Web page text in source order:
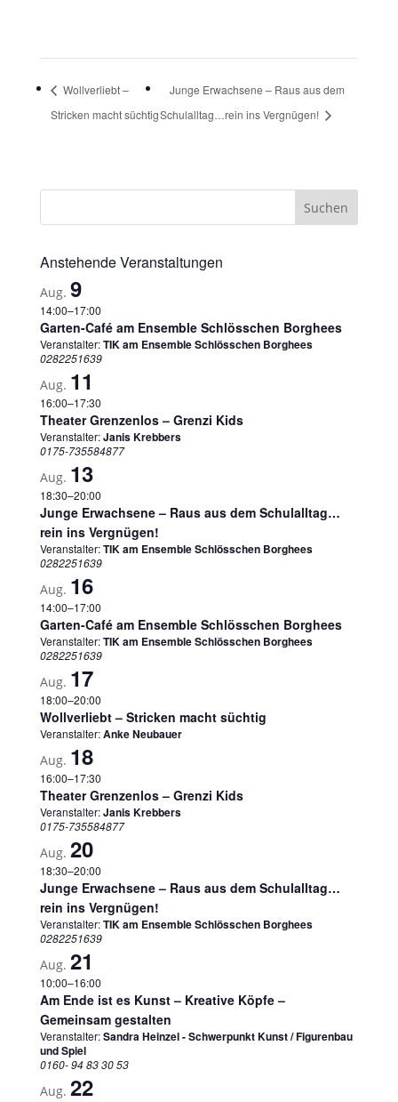
Wollverliebt –
Stricken macht süchtig
Junge Erwachsene – Raus aus dem
Schulalltag…rein ins Vergnügen!
Anstehende Veranstaltungen
Aug. 9
14:00–17:00
Garten-Café am Ensemble Schlösschen Borghees
Veranstalter:TIK am Ensemble Schlösschen Borghees
0282251639
Aug. 11
16:00–17:30
Theater Grenzenlos – Grenzi Kids
Veranstalter:Janis Krebbers
0175-735584877
Aug. 13
18:30–20:00
Junge Erwachsene – Raus aus dem Schulalltag…
rein ins Vergnügen!
Veranstalter:TIK am Ensemble Schlösschen Borghees
0282251639
Aug. 16
14:00–17:00
Garten-Café am Ensemble Schlösschen Borghees
Veranstalter:TIK am Ensemble Schlösschen Borghees
0282251639
Aug. 17
18:00–20:00
Wollverliebt – Stricken macht süchtig
Veranstalter:Anke Neubauer
Aug. 18
16:00–17:30
Theater Grenzenlos – Grenzi Kids
Veranstalter:Janis Krebbers
0175-735584877
Aug. 20
18:30–20:00
Junge Erwachsene – Raus aus dem Schulalltag…
rein ins Vergnügen!
Veranstalter:TIK am Ensemble Schlösschen Borghees
0282251639
Aug. 21
10:00–16:00
Am Ende ist es Kunst – Kreative Köpfe –
Gemeinsam gestalten
Veranstalter:Sandra Heinzel - Schwerpunkt Kunst / Figurenbau
und Spiel
0160- 94 83 30 53
Aug. 22